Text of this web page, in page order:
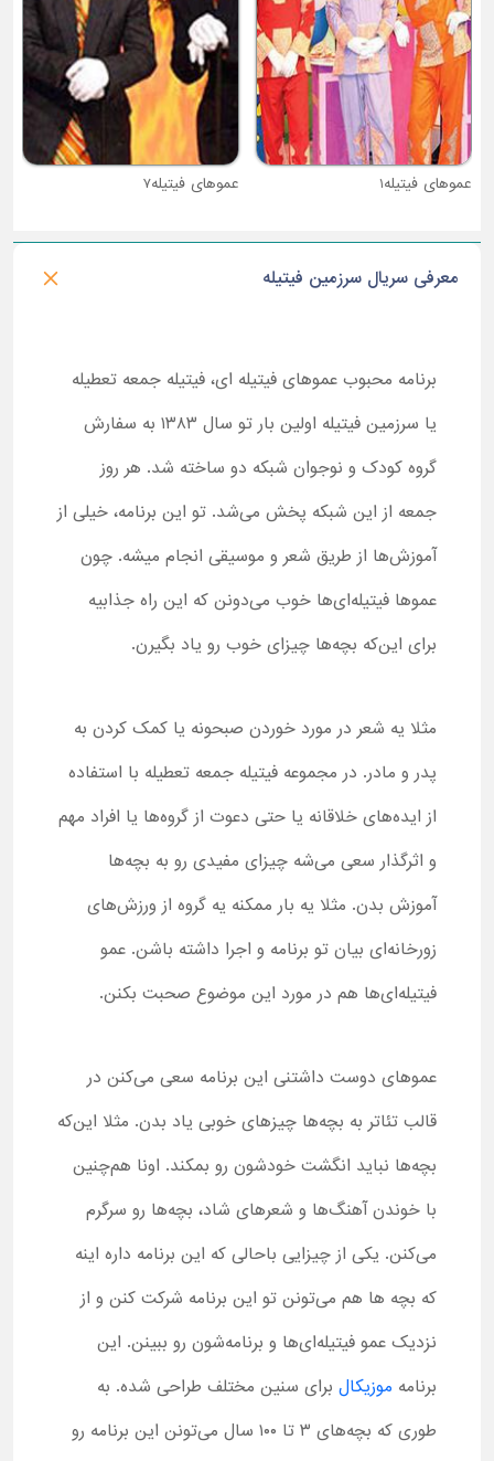
عموهای فیتیله1 عموهای فیتیله7
معرفی سریال سرزمین فیتیله
برنامه محبوب عموهای فیتیله ای، فیتیله جمعه تعطیله
یا سرزمین فیتیله اولین بار تو سال ۱۳۸۳ به سفارش
گروه کودک و نوجوان شبکه دو ساخته شد. هر روز
جمعه از این شبکه پخش می‌شد. تو این برنامه، خیلی از
آموزش‌ها از طریق شعر و موسیقی انجام میشه. چون
عموها فیتیله‌ای‌ها خوب می‌دونن که این راه جذابیه
برای این‌که بچه‌ها چیزای خوب رو یاد بگیرن.
مثلا یه شعر در مورد خوردن صبحونه یا کمک کردن به
پدر و مادر. در مجموعه فیتیله جمعه تعطیله با استفاده
از ایده‌های خلاقانه یا حتی دعوت از گروه‌ها یا افراد مهم
و اثرگذار سعی می‌شه چیزای مفیدی رو به بچه‌ها
آموزش بدن. مثلا یه بار ممکنه یه گروه از ورزش‌های
زورخانه‌ای بیان تو برنامه و اجرا داشته باشن. عمو
فیتیله‌ای‌ها هم در مورد این موضوع صحبت بکنن.
عموهای دوست داشتنی این برنامه سعی می‌کنن در
قالب تئاتر به بچه‌ها چیزهای خوبی یاد بدن. مثلا این‌که
بچه‌ها نباید انگشت خودشون رو بمکند. اونا هم‌چنین
با خوندن آهنگ‌ها و شعرهای شاد، بچه‌ها رو سرگرم
می‌کنن. یکی از چیزایی باحالی که این برنامه داره اینه
که بچه ها هم می‌تونن تو این برنامه شرکت کنن و از
نزدیک عمو فیتیله‌ای‌ها و برنامه‌شون رو ببینن. این
برنامه موزیکال برای سنین مختلف طراحی شده. به
طوری که بچه‌های ۳ تا ۱۰۰ سال می‌تونن این برنامه رو